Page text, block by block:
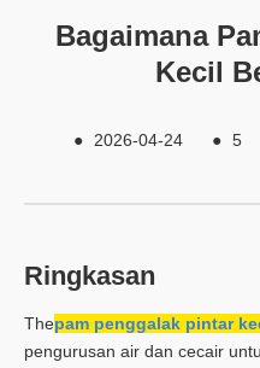
Bagaimana
Kecil
● 2026-04-24 ● 5
Ringkasan
Thepam penggalak pintar
pengurusan air dan cecair